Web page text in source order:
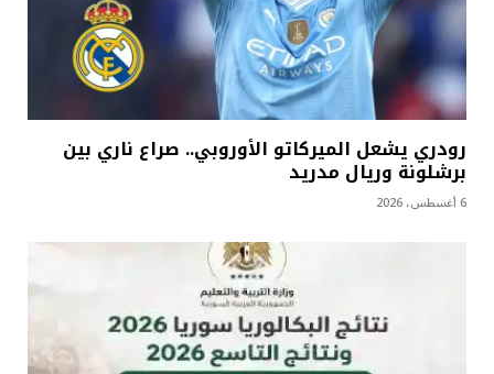
رودري يشعل الميركاتو الأوروبي.. صراع ناري بين
برشلونة وريال مدريد
6 أغسطس، 2026